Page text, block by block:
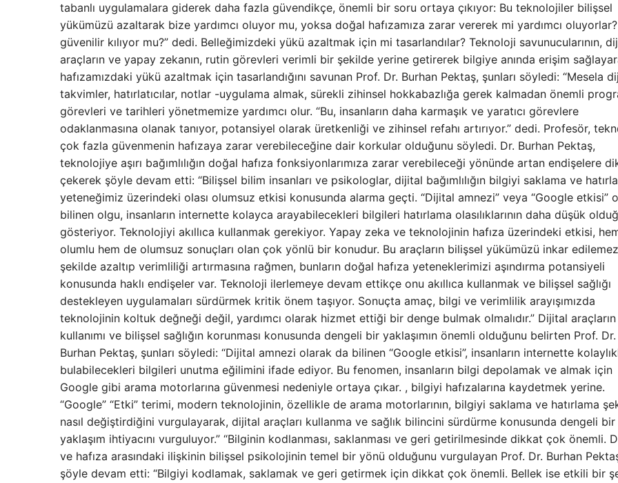
tabanlı uygulamalara giderek daha fazla güvendikçe, önemli bir soru ortaya çıkıyor: Bu teknolojiler bilişsel
yükümüzü azaltarak bize yardımcı oluyor mu, yoksa doğal hafızamıza zarar vererek mi yardımcı
güvenilir kılıyor mu?” dedi. Belleğimizdeki yükü azaltmak için mi tasarlandılar? Teknoloji savunucularının,
araçların ve yapay zekanın, rutin görevleri verimli bir şekilde yerine getirerek bilgiye anında erişim
hafızamızdaki yükü azaltmak için tasarlandığını savunan Prof. Dr. Burhan Pektaş, şunları söyledi: “Mesela
takvimler, hatırlatıcılar, notlar -uygulama almak, sürekli zihinsel hokkabazlığa gerek kalmadan önemli
görevleri ve tarihleri ​​​​yönetmemize yardımcı olur. “Bu, insanların daha karmaşık ve yaratıcı görevlere
odaklanmasına olanak tanıyor, potansiyel olarak üretkenliği ve zihinsel refahı artırıyor.” dedi. Profesör,
çok fazla güvenmenin hafızaya zarar verebileceğine dair korkular olduğunu söyledi. Dr. Burhan Pektaş,
teknolojiye aşırı bağımlılığın doğal hafıza fonksiyonlarımıza zarar verebileceği yönünde artan endişelere
çekerek şöyle devam etti: “Bilişsel bilim insanları ve psikologlar, dijital bağımlılığın bilgiyi saklama ve
yeteneğimiz üzerindeki olası olumsuz etkisi konusunda alarma geçti. “Dijital amnezi” veya “Google etkisi”
bilinen olgu, insanların internette kolayca arayabilecekleri bilgileri hatırlama olasılıklarının daha düşük
gösteriyor. Teknolojiyi akıllıca kullanmak gerekiyor. Yapay zeka ve teknolojinin hafıza üzerindeki etkisi,
olumlu hem de olumsuz sonuçları olan çok yönlü bir konudur. Bu araçların bilişsel yükümüzü inkar
şekilde azaltıp verimliliği artırmasına rağmen, bunların doğal hafıza yeteneklerimizi aşındırma potansiyeli
konusunda haklı endişeler var. Teknoloji ilerlemeye devam ettikçe onu akıllıca kullanmak ve bilişsel sağlığı
destekleyen uygulamaları sürdürmek kritik önem taşıyor. Sonuçta amaç, bilgi ve verimlilik arayışımızda
teknolojinin koltuk değneği değil, yardımcı olarak hizmet ettiği bir denge bulmak olmalıdır.” Dijital araçların
kullanımı ve bilişsel sağlığın korunması konusunda dengeli bir yaklaşımın önemli olduğunu belirten Prof. Dr.
Burhan Pektaş, şunları söyledi: “Dijital amnezi olarak da bilinen “Google etkisi”, insanların internette
bulabilecekleri bilgileri unutma eğilimini ifade ediyor. Bu fenomen, insanların bilgi depolamak ve almak için
Google gibi arama motorlarına güvenmesi nedeniyle ortaya çıkar. , bilgiyi hafızalarına kaydetmek yerine.
“Google” “Etki” terimi, modern teknolojinin, özellikle de arama motorlarının, bilgiyi saklama ve hatırlama
nasıl değiştirdiğini vurgulayarak, dijital araçları kullanma ve sağlık bilincini sürdürme konusunda dengeli bir
yaklaşım ihtiyacını vurguluyor.” “Bilginin kodlanması, saklanması ve geri getirilmesinde dikkat çok önemli.
ve hafıza arasındaki ilişkinin bilişsel psikolojinin temel bir yönü olduğunu vurgulayan Prof. Dr. Burhan
şöyle devam etti: “Bilgiyi kodlamak, saklamak ve geri getirmek için dikkat çok önemli. Bellek ise etkili bir